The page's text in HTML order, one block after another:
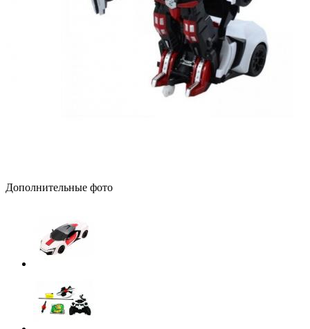
Дополнительные фото